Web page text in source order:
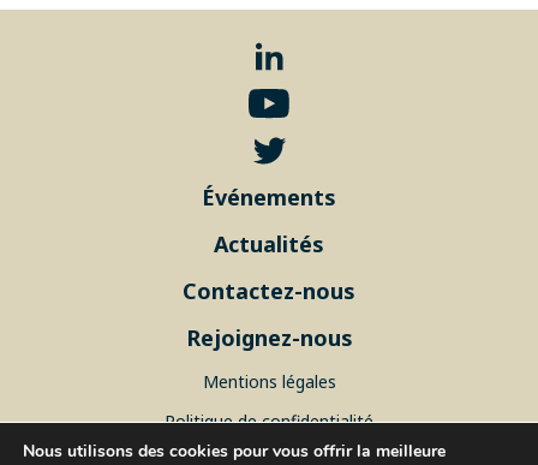
Événements
Actualités
Contactez-nous
Rejoignez-nous
Mentions légales
Politique de confidentialité
Nous utilisons des cookies pour vous offrir la meilleure